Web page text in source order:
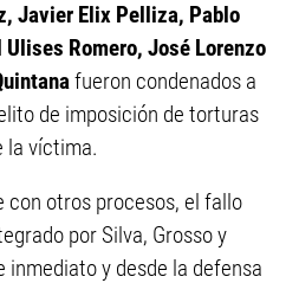
Javier Elix Pelliza, Pablo
Romero, José Lorenzo
fueron condenados a
de imposición de torturas
la víctima.
con otros procesos, el fallo
por Silva, Grosso y
inmediato y desde la defensa